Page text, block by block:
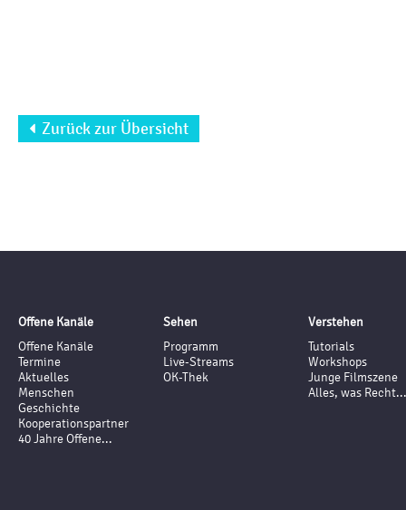
Zurück zur Übersicht
Offene Kanäle
Offene Kanäle
Termine
Aktuelles
Menschen
Geschichte
Kooperationspartner
40 Jahre Offene...
Sehen
Programm
Live-Streams
OK-Thek
Verstehen
Tutorials
Workshops
Junge Filmszene
Alles, was Recht...